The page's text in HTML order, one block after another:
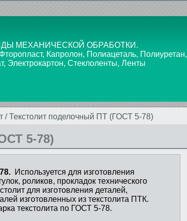
МЕХАНИЧЕСКОЙ ОБРАБОТКИ.
Капролон, Полиацеталь, Полиуретан,
Электрокартон, Стеклоленты, Ленты
/Текстолит поделочный ПТ (ГОСТ 5-78)
5-78)
Используется для изготовления
роликов, прокладок технического
для изготовления деталей,
изготовленных из текстолита ПТК.
текстолита по ГОСТ 5-78.